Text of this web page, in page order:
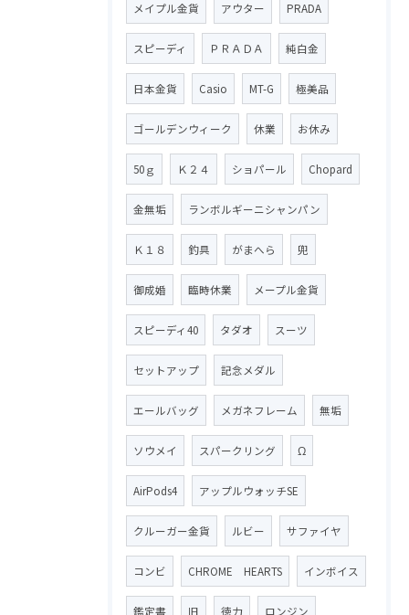
メイプル金貨 アウター PRADA
スピーディ ＰＲＡＤＡ 純白金
日本金貨 Casio MT-G 極美品
ゴールデンウィーク 休業 お休み
50ｇ Ｋ２４ ショパール Chopard
金無垢 ランボルギーニシャンパン
Ｋ１８ 釣具 がまへら 兜
御成婚 臨時休業 メープル金貨
スピーディ40 タダオ スーツ
セットアップ 記念メダル
エールバッグ メガネフレーム 無垢
ソウメイ スパークリング Ω
AirPods4 アップルウォッチSE
クルーガー金貨 ルビー サファイヤ
コンビ CHROME HEARTS インボイス
鑑定書 旧 徳力 ロンジン